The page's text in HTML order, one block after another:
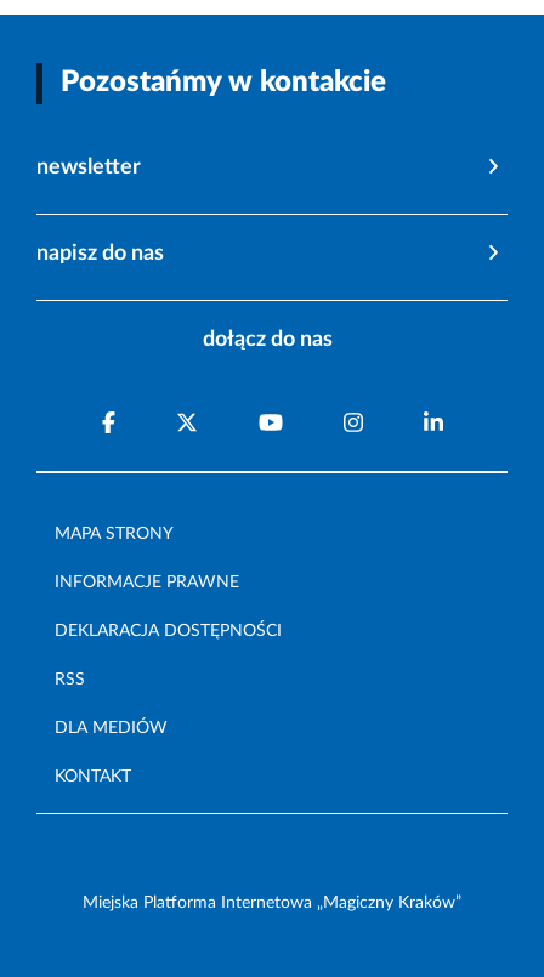
Pozostańmy w kontakcie
newsletter
napisz do nas
dołącz do nas
MAPA STRONY
INFORMACJE PRAWNE
DEKLARACJA DOSTĘPNOŚCI
RSS
DLA MEDIÓW
KONTAKT
Miejska Platforma Internetowa „Magiczny Kraków”